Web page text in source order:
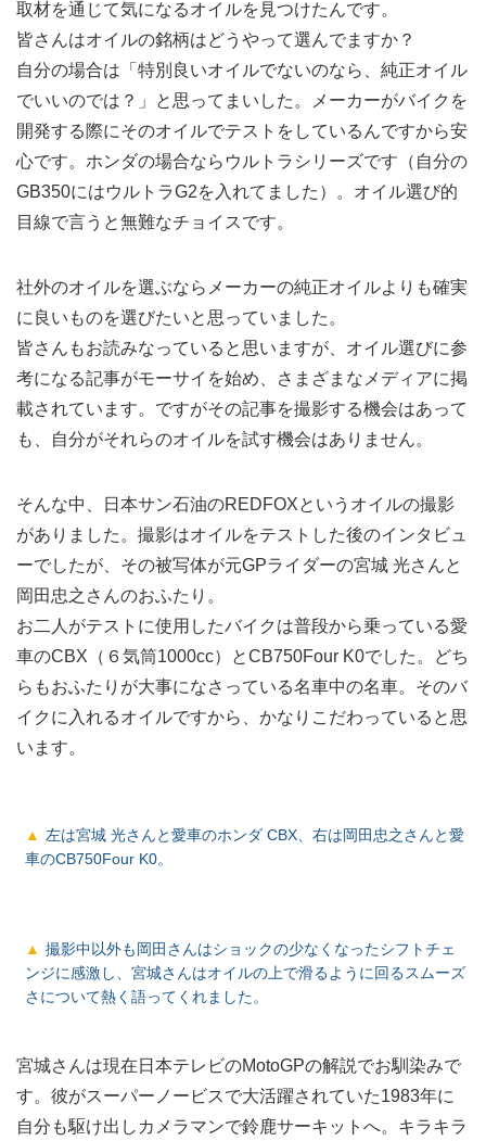
取材を通じて気になるオイルを見つけたんです。
皆さんはオイルの銘柄はどうやって選んでますか？
自分の場合は「特別良いオイルでないのなら、純正オイル
でいいのでは？」と思ってまいした。メーカーがバイクを
開発する際にそのオイルでテストをしているんですから安
心です。ホンダの場合ならウルトラシリーズです（自分の
GB350にはウルトラG2を入れてました）。オイル選び的
目線で言うと無難なチョイスです。
社外のオイルを選ぶならメーカーの純正オイルよりも確実
に良いものを選びたいと思っていました。
皆さんもお読みなっていると思いますが、オイル選びに参
考になる記事がモーサイを始め、さまざまなメディアに掲
載されています。ですがその記事を撮影する機会はあって
も、自分がそれらのオイルを試す機会はありません。
そんな中、日本サン石油のREDFOXというオイルの撮影
がありました。撮影はオイルをテストした後のインタビュ
ーでしたが、その被写体が元GPライダーの宮城 光さんと
岡田忠之さんのおふたり。
お二人がテストに使用したバイクは普段から乗っている愛
車のCBX（６気筒1000cc）とCB750Four K0でした。どち
らもおふたりが大事になさっている名車中の名車。そのバ
イクに入れるオイルですから、かなりこだわっていると思
います。
左は宮城 光さんと愛車のホンダ CBX、右は岡田忠之さんと愛
車のCB750Four K0。
撮影中以外も岡田さんはショックの少なくなったシフトチェ
ンジに感激し、宮城さんはオイルの上で滑るように回るスムーズ
さについて熱く語ってくれました。
宮城さんは現在日本テレビのMotoGPの解説でお馴染みで
す。彼がスーパーノービスで大活躍されていた1983年に
自分も駆け出しカメラマンで鈴鹿サーキットへ。キラキラ